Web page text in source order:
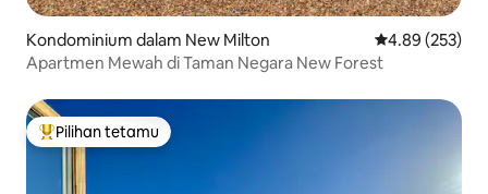
Kondominium dalam New Milton Penarafan
4.89 (253)
Apartmen Mewah di Taman Negara New Forest
Pilihan utama tetamu
Pilihan tetamu